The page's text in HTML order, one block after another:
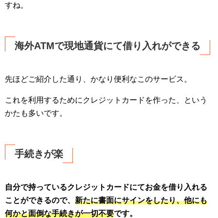
すね。
海外ATMで現地通貨にて借り入れができる
先ほどご紹介した通り、かなり便利なこのサービス。
これを利用するためにクレジットカードを作った、という
かたも多いです。
手続きが楽
自分で持っているクレジットカードにてお金を借り入れる
ことができるので、 新たに書面にサインをしたり、他にも
何かと面倒な手続きが一切不要です。